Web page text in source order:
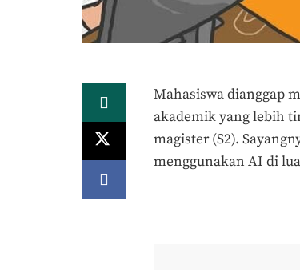
Mahasiswa dianggap
akademik yang lebih
magister (S2).
menggunakan AI di